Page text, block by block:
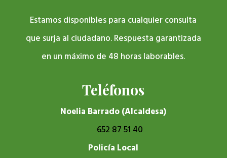
Estamos disponibles para cualquier consulta
que surja al ciudadano. Respuesta garantizada
en un máximo de 48 horas laborables.
Teléfonos
Noelia Barrado (Alcaldesa)
652 87 51 40
Policía Local